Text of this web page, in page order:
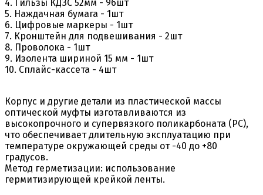
4. Гильзы КДЗС 52мм - 96шт
5. Наждачная бумага - 1шт
6. Цифровые маркеры - 1шт
7. Кронштейн для подвешивания - 2шт
8. Проволока - 1шт
9. Изолента шириной 15 мм - 1шт
10. Сплайс-кассета - 4шт
Корпус и другие детали из пластической массы
оптической муфты изготавливаются из
высокопрочного и супервязкого поликарбоната (PC),
что обеспечивает длительную эксплуатацию при
температуре окружающей среды от -40 до +80
градусов.
Метод герметизации: использование
гермитизирующей крейкой ленты.